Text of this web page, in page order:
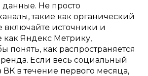
данные. Не просто
такие как органический
включайте источники и
как Яндекс Метрику,
понять, как распространяется
Если весь социальный
ВК в течение первого месяца,